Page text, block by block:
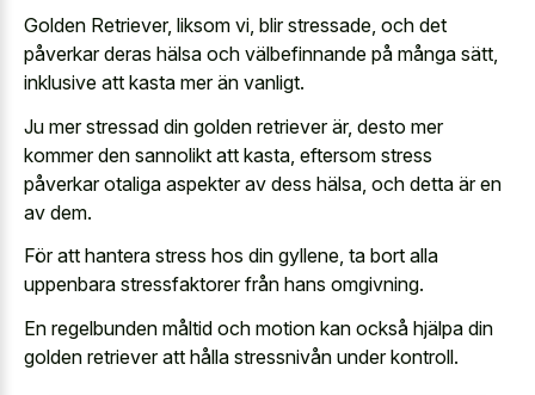
Golden Retriever, liksom vi, blir stressade, och det
påverkar deras hälsa och välbefinnande på många sätt,
inklusive att kasta mer än vanligt.
Ju mer stressad din golden retriever är, desto mer
kommer den sannolikt att kasta, eftersom stress
påverkar otaliga aspekter av dess hälsa, och detta är en
av dem.
För att hantera stress hos din gyllene, ta bort alla
uppenbara stressfaktorer från hans omgivning.
En regelbunden måltid och motion kan också hjälpa din
golden retriever att hålla stressnivån under kontroll.